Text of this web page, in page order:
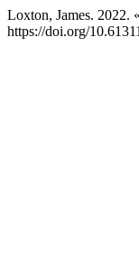
Loxton, James. 2022.
https://doi.org/